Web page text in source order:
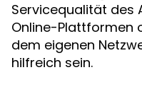
Servicequalität des
Online-Plattformen
dem eigenen
hilfreich sein.